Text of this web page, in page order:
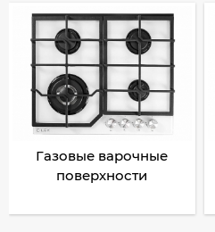
Газовые варочные
поверхности